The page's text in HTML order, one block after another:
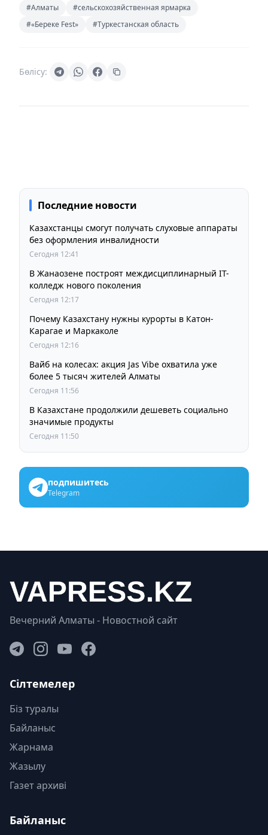
#Алматы
#сельскохозяйственная ярмарка
#«Береке Fest»
#Туркестанская область
Бөлісу:
Последние новости
Казахстанцы смогут получать слуховые аппараты
без оформления инвалидности
Сегодня 12:41
В Жанаозене построят междисциплинарный IT-
колледж нового поколения
Сегодня 12:17
Почему Казахстану нужны курорты в Катон-
Карагае и Маркаколе
Сегодня 12:16
Вайб на колесах: акция Jas Vibe охватила уже
более 5 тысяч жителей Алматы
Сегодня 11:56
В Казахстане продолжили дешеветь социально
значимые продукты
Сегодня 11:50
подпишитесь
Telegram
Вечерний Алматы - Новостной сайт
Сілтемелер
Біз туралы
Байланыс
Жарнама
Жазылу
Газет архиві
Байланыс